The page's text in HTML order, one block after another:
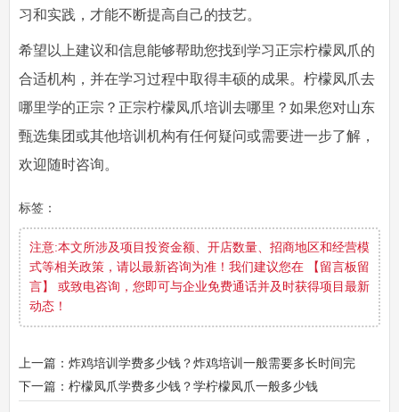
习和实践，才能不断提高自己的技艺。
希望以上建议和信息能够帮助您找到学习正宗柠檬凤爪的
合适机构，并在学习过程中取得丰硕的成果。柠檬凤爪去
哪里学的正宗？正宗柠檬凤爪培训去哪里？如果您对山东
甄选集团或其他培训机构有任何疑问或需要进一步了解，
欢迎随时咨询。
标签：
注意:本文所涉及项目投资金额、开店数量、招商地区和经营模
式等相关政策，请以最新咨询为准！我们建议您在 【留言板留
言】 或致电咨询，您即可与企业免费通话并及时获得项目最新
动态！
上一篇：炸鸡培训学费多少钱？炸鸡培训一般需要多长时间完
成？
下一篇：柠檬凤爪学费多少钱？学柠檬凤爪一般多少钱